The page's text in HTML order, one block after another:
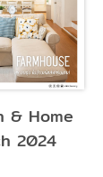
& Home
2024